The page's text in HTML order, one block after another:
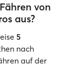
von
aus?
5
nach
auf der